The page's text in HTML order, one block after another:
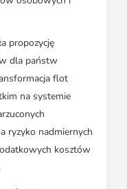
propozycję
dla państw
flot
na systemie
ryzyko nadmiernych
kosztów